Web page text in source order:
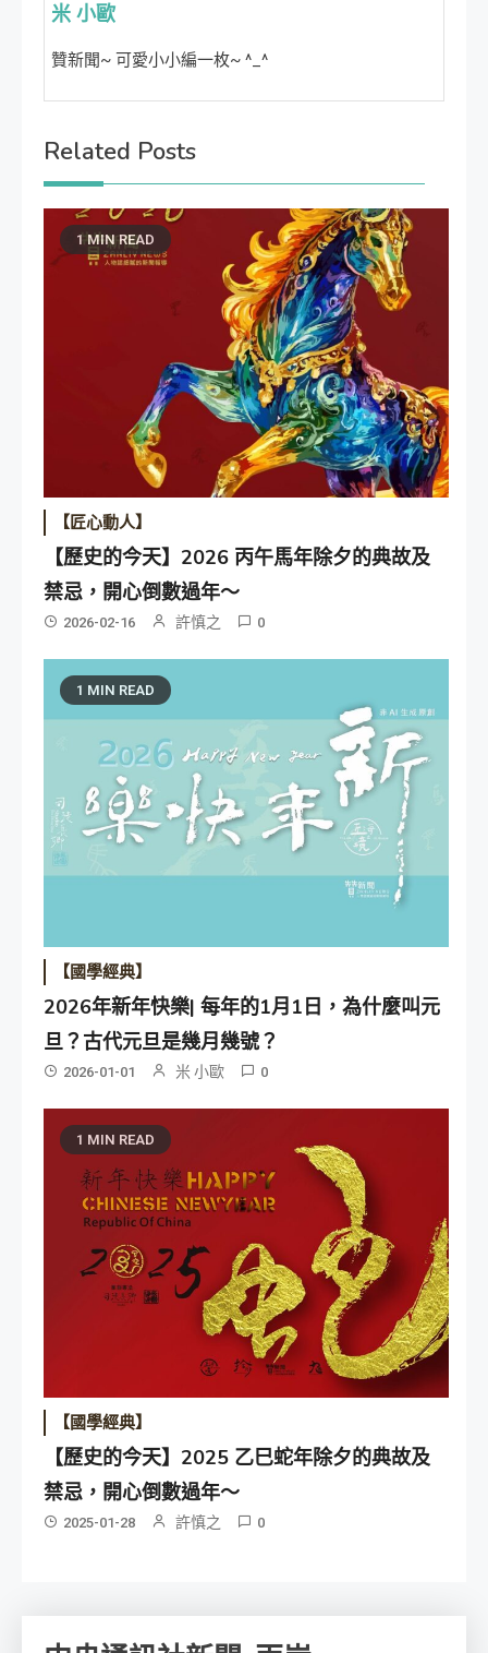
米 小歐
贊新聞~ 可愛小小編一枚~ ^_^
Related Posts
1 MIN READ
【匠心動人】
【歷史的今天】2026 丙午馬年除夕的典故及
禁忌，開心倒數過年～
2026-02-16 許慎之 0
1 MIN READ
【國學經典】
2026年新年快樂| 每年的1月1日，為什麼叫元
旦？古代元旦是幾月幾號？
2026-01-01 米 小歐 0
1 MIN READ
【國學經典】
【歷史的今天】2025 乙巳蛇年除夕的典故及
禁忌，開心倒數過年～
2025-01-28 許慎之 0